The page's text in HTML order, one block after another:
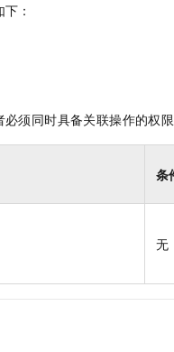
：
须同时具备关联操作的权
条
无
10分钟微调：让0.6B模型媲美235B模型 多模态数据